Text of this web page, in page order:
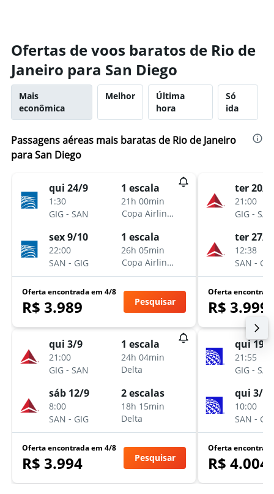
Ofertas de voos baratos de Rio de
Janeiro para San Diego
Mais
econômica
Melhor
Última
hora
Só
ida
Passagens aéreas mais baratas de Rio de Janeiro
para San Diego
qui 24/9
1:30
GIG - SAN
1 escala
21h 00min
Copa Airlines
sex 9/10
22:00
SAN - GIG
1 escala
26h 05min
Copa Airlines
Oferta encontrada em 4/8
R$ 3.989 Pesquisar
qui 3/9
21:00
GIG - SAN
1 escala
24h 04min
Delta
sáb 12/9
8:00
SAN - GIG
2 escalas
18h 15min
Delta
Oferta encontrada em 4/8
R$ 3.994 Pesquisar
ter 20/
21:00
GIG - SAN
ter 27/
12:38
SAN - GIG
Oferta
R$ 3.999
qui 19/
21:55
GIG - SAN
qui 3/12
10:00
SAN - GIG
Oferta
R$ 4.004